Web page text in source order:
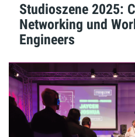
Studioszene 2025:
Networking und
Engineers